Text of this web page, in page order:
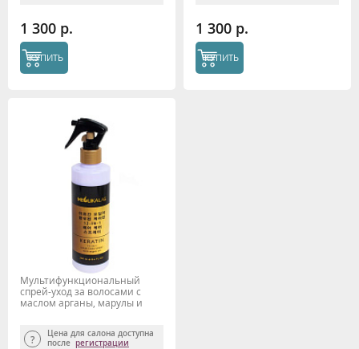
1 300 р.
КУПИТЬ
1 300 р.
КУПИТЬ
Мультифункциональный
спрей-уход за волосами с
маслом арганы, марулы и
Цена для салона доступна
после регистрации